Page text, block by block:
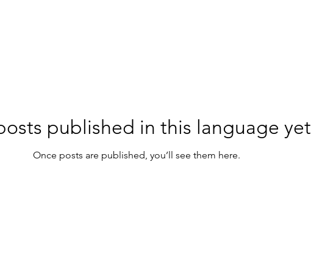
published in this language yet
Once posts are published, you’ll see them here.